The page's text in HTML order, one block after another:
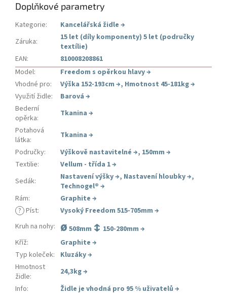
Doplňkové parametry
Kategorie: Kancelářská židle →
Záruka:
15 let (díly komponenty) 5 let (područky
textílie)
EAN:
810008208861
Model: Freedom s opěrkou hlavy→
Vhodné pro: Výška 152-193cm →, Hmotnost 45-181kg→
Využití židle: Barová →
Bederní
opěrka: Tkanina →
Potahová
látka: Tkanina →
Područky: Výškově nastavitelné →, 150mm →
Textilie: Vellum - třída 1→
Sedák: Nastavení výšky→, Nastavení hloubky→,
Technogel® →
Rám: Graphite →
? Píst: Vysoký Freedom 515-705mm →
Kruh na nohy: ø 508mm ↕ 150-280mm →
Kříž: Graphite →
Typ koleček: Kluzáky→
Hmotnost
židle: 24,3kg→
Info: Židle je vhodná pro 95 % uživatelů →